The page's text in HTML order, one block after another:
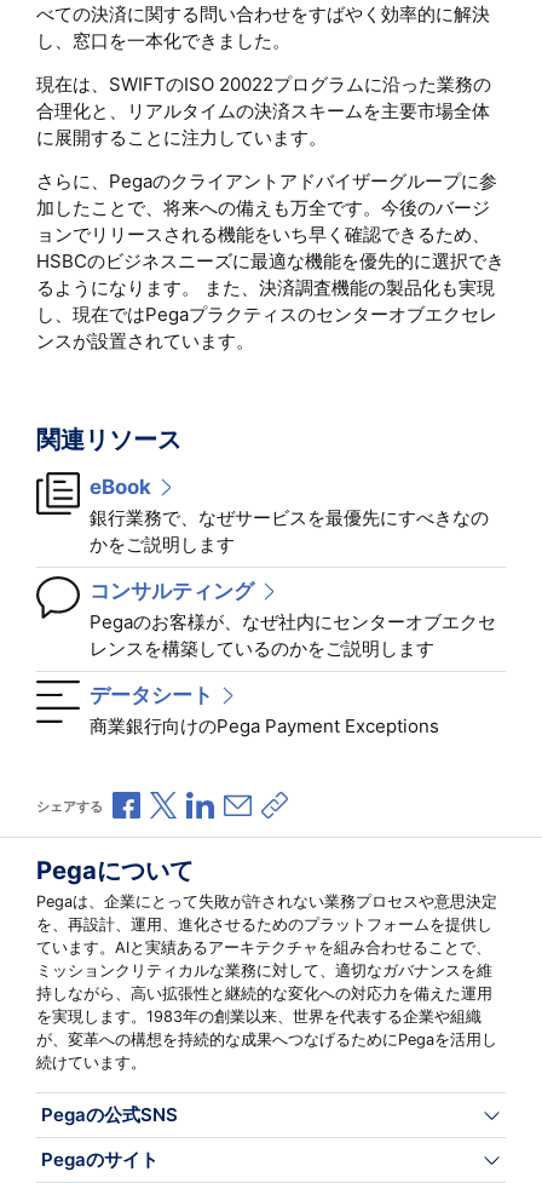
べての決済に関する問い合わせをすばやく効率的に解決
し、窓口を一本化できました。
現在は、SWIFTのISO 20022プログラムに沿った業務の
合理化と、リアルタイムの決済スキームを主要市場全体
に展開することに注力しています。
さらに、Pegaのクライアントアドバイザーグループに参
加したことで、将来への備えも万全です。今後のバージ
ョンでリリースされる機能をいち早く確認できるため、
HSBCのビジネスニーズに最適な機能を優先的に選択でき
るようになります。 また、決済調査機能の製品化も実現
し、現在ではPegaプラクティスのセンターオブエクセレ
ンスが設置されています。
関連リソース
eBook
銀行業務で、なぜサービスを最優先にすべきなの
かをご説明します
コンサルティング
Pegaのお客様が、なぜ社内にセンターオブエクセ
レンスを構築しているのかをご説明します
データシート
商業銀行向けのPega Payment Exceptions
シェアする Facebookで共有
Xで共有LinkedInで共有
メールで共有
共有リンクをコピー
Pegaについて
Pegaは、企業にとって失敗が許されない業務プロセスや意思決定
を、再設計、運用、進化させるためのプラットフォームを提供し
ています。AIと実績あるアーキテクチャを組み合わせることで、
ミッションクリティカルな業務に対して、適切なガバナンスを維
持しながら、高い拡張性と継続的な変化への対応力を備えた運用
を実現します。1983年の創業以来、世界を代表する企業や組織
が、変革への構想を持続的な成果へつなげるためにPegaを活用し
続けています。
Pegaの公式SNS
Pegaのサイト